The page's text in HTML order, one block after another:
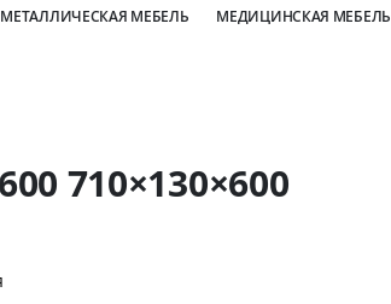
МЕТАЛЛИЧЕСКАЯ МЕБЕЛЬ МЕДИЦИНСКАЯ МЕБЕЛЬ
710×130×600